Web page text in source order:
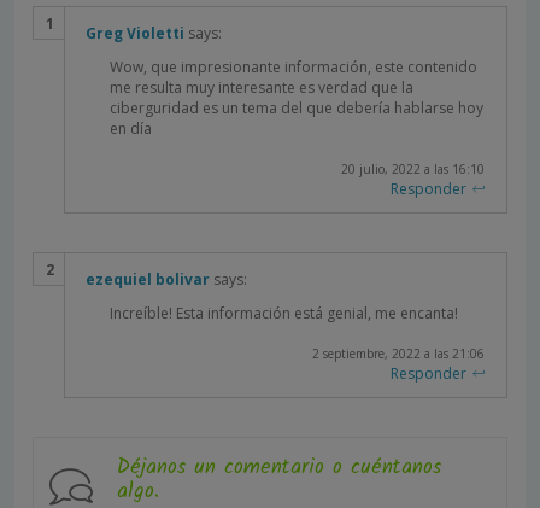
Greg Violetti says:
20 julio, 2022 a las 16:10
Wow, que impresionante información, este contenido
me resulta muy interesante es verdad que la
ciberguridad es un tema del que debería hablarse hoy
en día
Responder
ezequiel bolivar says:
2 septiembre, 2022 a las 21:06
Increíble! Esta información está genial, me encanta!
Responder
Déjanos un comentario o cuéntanos
algo.